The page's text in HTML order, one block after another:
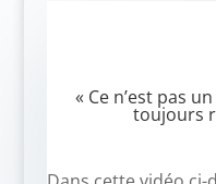
« Ce n’est pas
toujours